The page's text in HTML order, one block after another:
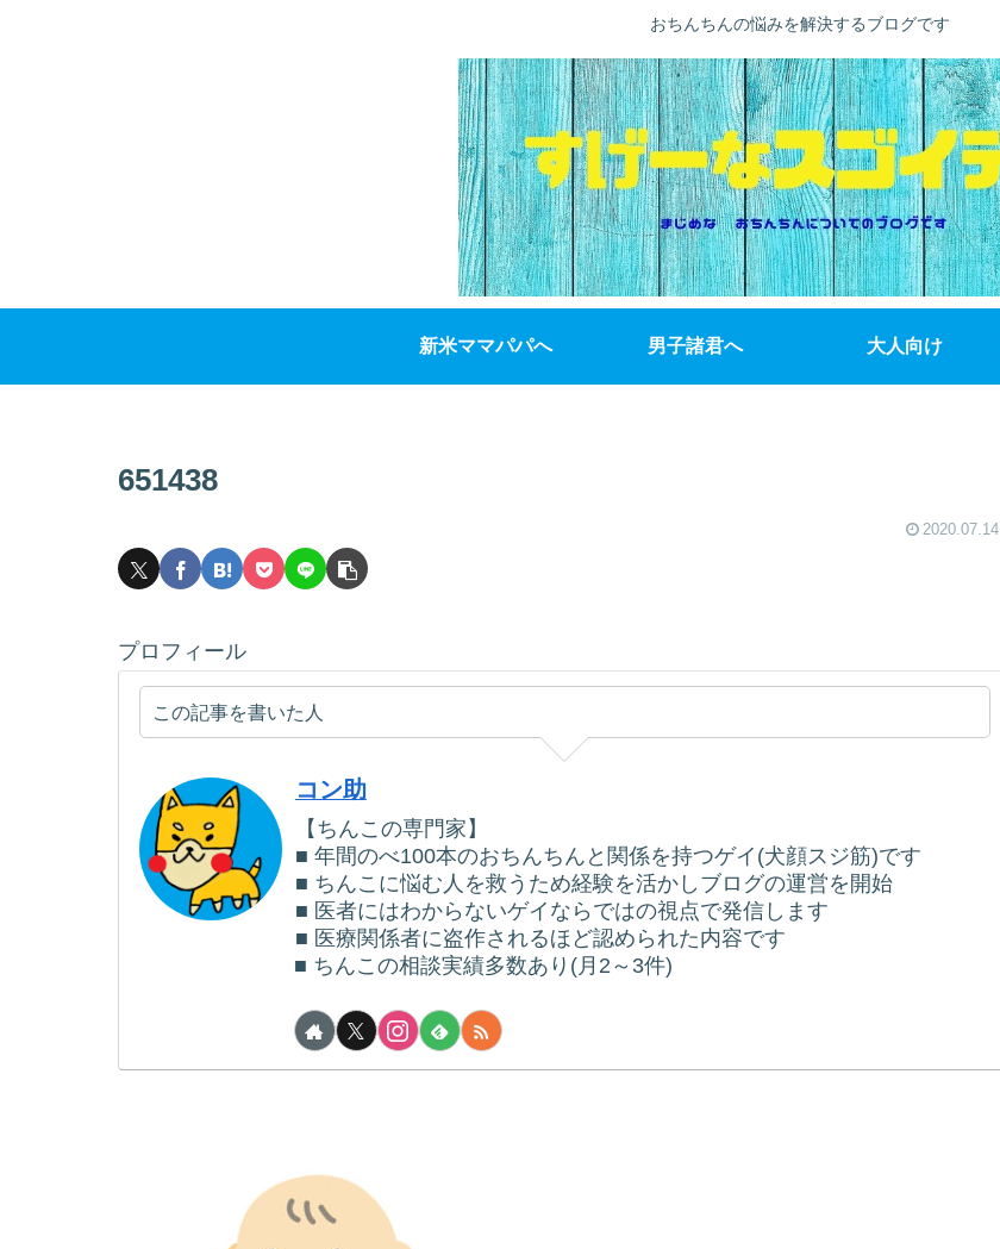
おちんちんの悩みを解決するブログです
新米ママパパへ 男子諸君へ 大人向け
651438
2020.07.14
プロフィール
この記事を書いた人
コン助
【ちんこの専門家】
■ 年間のべ100本のおちんちんと関係を持つゲイ(犬顔スジ筋)です
■ ちんこに悩む人を救うため経験を活かしブログの運営を開始
■ 医者にはわからないゲイならではの視点で発信します
■ 医療関係者に盗作されるほど認められた内容です
■ ちんこの相談実績多数あり(月2～3件)